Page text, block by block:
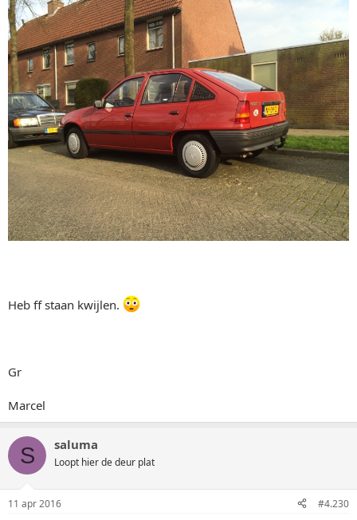
Heb ff staan kwijlen.
Gr
Marcel
S saluma
Loopt hier de deur plat
11 apr 2016 #4.230